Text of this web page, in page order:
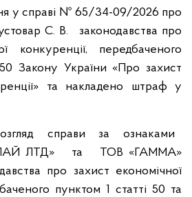
у справі № 65/34-09/2026 про
С. В. законодавства про
конкуренції, передбаченого
Закону України «Про захист
та накладено штраф у
справи за ознаками
ЛТД» та ТОВ «ГАММА»
про захист економічної
пунктом 1 статті 50 та